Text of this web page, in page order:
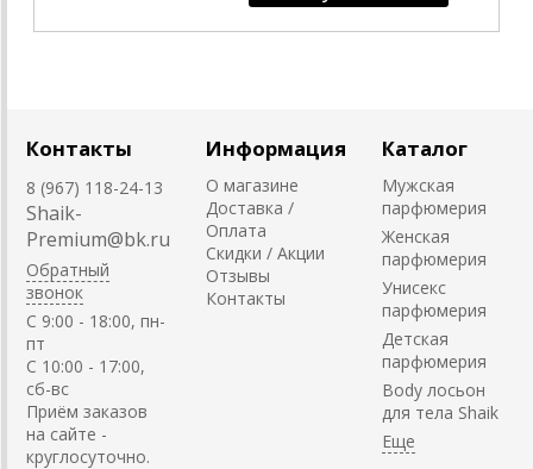
Контакты
8 (967) 118-24-13
Shaik-
Premium@bk.ru
Обратный
звонок
C 9:00 - 18:00, пн-
пт
С 10:00 - 17:00,
сб-вс
Приём заказов
на сайте -
круглосуточно.
Информация
О магазине
Доставка /
Оплата
Скидки / Акции
Отзывы
Контакты
Каталог
Мужская
парфюмерия
Женская
парфюмерия
Унисекс
парфюмерия
Детская
парфюмерия
Body лосьон
для тела Shaik